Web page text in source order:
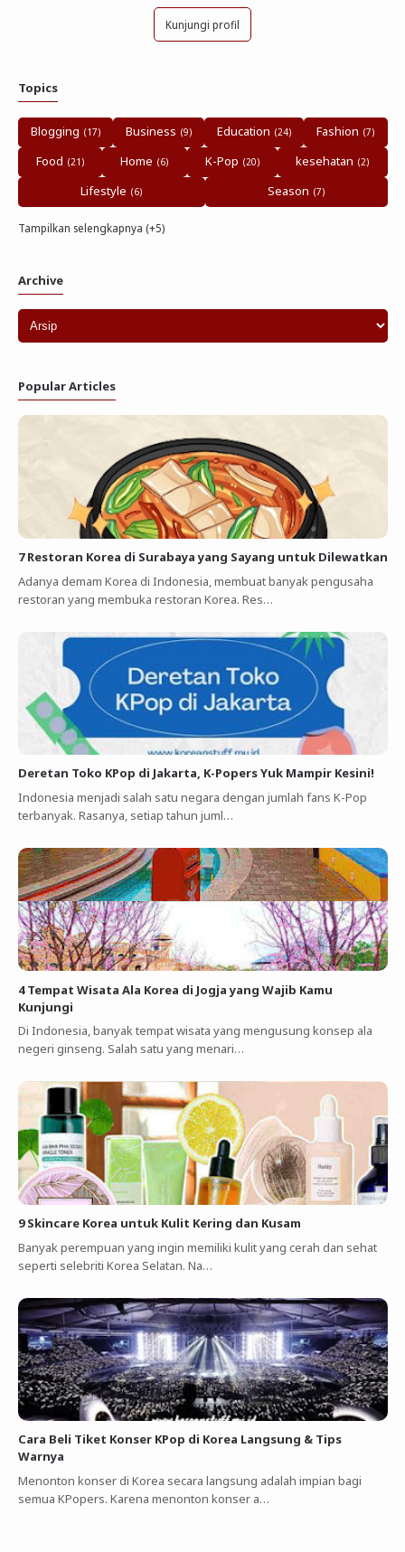
Kunjungi profil
Topics
Blogging Business Education
Fashion
Food
Home K-Pop
kesehatan
Lifestyle
Season
Tampilkan selengkapnya (+5)
Archive
Popular Articles
7 Restoran Korea di Surabaya yang Sayang untuk Dilewatkan
Adanya demam Korea di Indonesia, membuat banyak pengusaha
restoran yang membuka restoran Korea. Res…
Deretan Toko KPop di Jakarta, K-Popers Yuk Mampir Kesini!
Indonesia menjadi salah satu negara dengan jumlah fans K-Pop
terbanyak. Rasanya, setiap tahun juml…
4 Tempat Wisata Ala Korea di Jogja yang Wajib Kamu
Kunjungi
Di Indonesia, banyak tempat wisata yang mengusung konsep ala
negeri ginseng. Salah satu yang menari…
9 Skincare Korea untuk Kulit Kering dan Kusam
Banyak perempuan yang ingin memiliki kulit yang cerah dan sehat
seperti selebriti Korea Selatan. Na…
Cara Beli Tiket Konser KPop di Korea Langsung & Tips
Warnya
Menonton konser di Korea secara langsung adalah impian bagi
semua KPopers. Karena menonton konser a…